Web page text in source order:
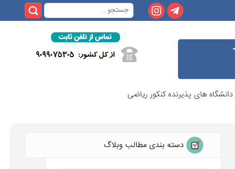
های پذیرنده کنکور ریاضی
دسته بندی مطالب وبلاگ